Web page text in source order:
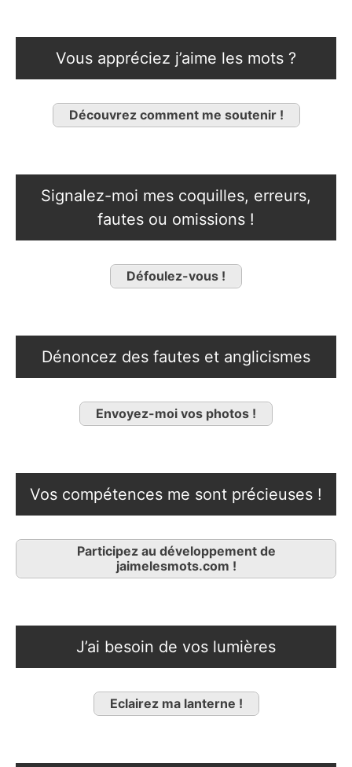
Vous appréciez j’aime les mots ?
Découvrez comment me soutenir !
Signalez-moi mes coquilles, erreurs,
fautes ou omissions !
Défoulez-vous !
Dénoncez des fautes et anglicismes
Envoyez-moi vos photos !
Vos compétences me sont précieuses !
Participez au développement de
jaimelesmots.com !
J’ai besoin de vos lumières
Eclairez ma lanterne !